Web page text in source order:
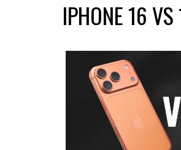
IPHONE 16 VS